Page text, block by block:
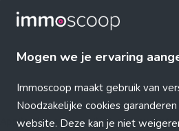
Mogen we je ervaring
Immoscoop maakt gebruik van
Noodzakelijke cookies
website. Deze kan je niet
Application error: a client-side